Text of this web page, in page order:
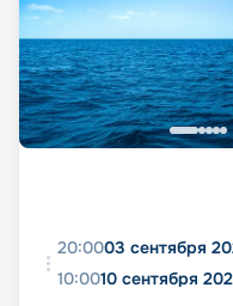
20:0003 сентября
10:0010 сентября